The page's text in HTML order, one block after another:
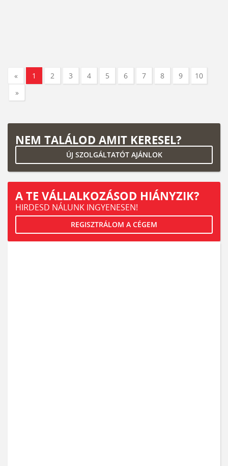
« 1 2 3 4 5 6 7 8 9
10
»
NEM TALÁLOD AMIT KERESEL?
ÚJ SZOLGÁLTATÓT AJÁNLOK
A TE VÁLLALKOZÁSOD HIÁNYZIK?
HIRDESD NÁLUNK INGYENESEN!
REGISZTRÁLOM A CÉGEM